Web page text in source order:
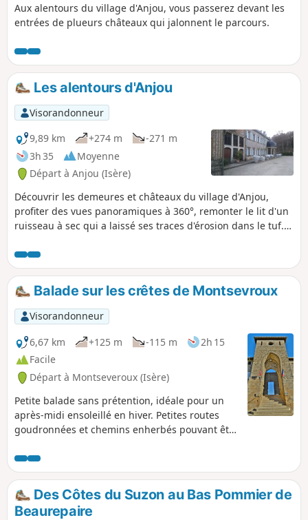
Aux alentours du village d'Anjou, vous passerez devant les
entrées de plueurs châteaux qui jalonnent le parcours.
Les alentours d'Anjou
Visorandonneur
9,89 km
+274 m
-271 m
3h 35
Moyenne
Départ à Anjou (Isère)
Découvrir les demeures et châteaux du village d'Anjou,
profiter des vues panoramiques à 360°, remonter le lit d'un
ruisseau à sec qui a laissé ses traces d'érosion dans le tuf.
crêtes avant de redescendre sur Anjou. Attention, cette
randonnée n'est pas possible lorsque des pluies très
intenses ont lieu, le lit du ruisseau qui est emprunté ne
serait plus à sec.
Balade sur les crêtes de Montsevroux
Visorandonneur
6,67 km
+125 m -115 m
2h 15
Facile
Départ à Montseveroux (Isère)
Petite balade sans prétention, idéale pour un
après-midi ensoleillé en hiver. Petites routes
goudronnées et chemins enherbés pouvant être
360° avec vue sur le massif du Pilat.
Des Côtes du Suzon au Bas Pommier de
Beaurepaire